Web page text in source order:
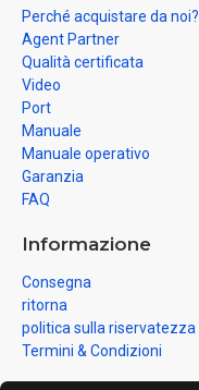
Perché acquistare da noi?
Agent Partner
Qualità certificata
Video
Port
Manuale
Manuale operativo
Garanzia
FAQ
Informazione
Consegna
ritorna
politica sulla riservatezza
Termini & Condizioni